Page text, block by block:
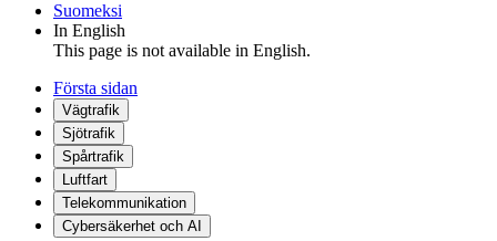
Suomeksi
In English
This page is not available in English.
Första sidan
Vägtrafik
Sjötrafik
Spårtrafik
Luftfart
Telekommunikation
Cybersäkerhet och AI